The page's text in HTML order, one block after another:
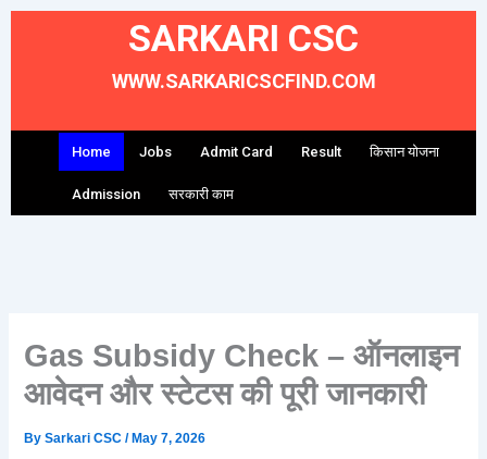
Skip
SARKARI CSC
WWW.SARKARICSCFIND.COM
Home Jobs Admit Card Result किसान योजना
Admission सरकारी काम
Gas Subsidy Check – ऑनलाइन
आवेदन और स्टेटस की पूरी जानकारी
BySarkari CSC/ May 7, 2026